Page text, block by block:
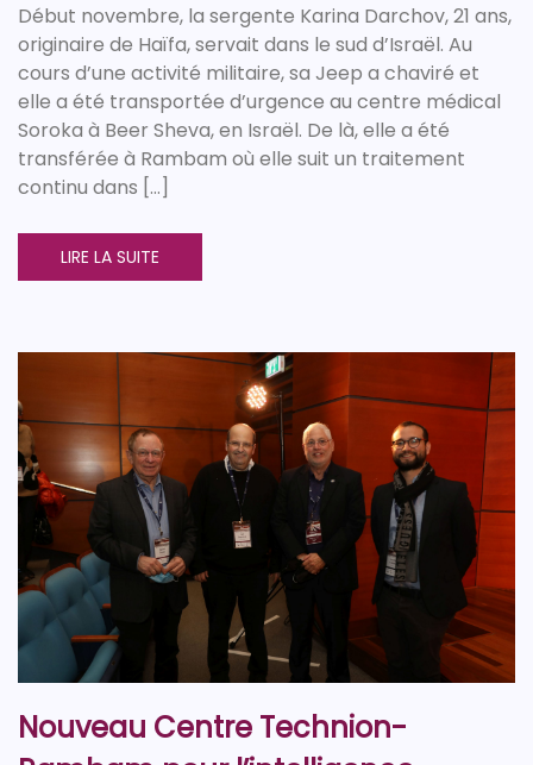
Début novembre, la sergente Karina Darchov, 21 ans,
originaire de Haïfa, servait dans le sud d’Israël. Au
cours d’une activité militaire, sa Jeep a chaviré et
elle a été transportée d’urgence au centre médical
Soroka à Beer Sheva, en Israël. De là, elle a été
transférée à Rambam où elle suit un traitement
continu dans […]
LIRE LA SUITE
Nouveau Centre Technion-